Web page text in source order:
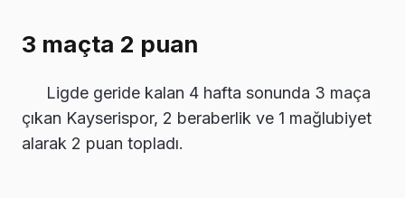
3 maçta 2 puan
Ligde geride kalan 4 hafta sonunda 3 maça
çıkan Kayserispor, 2 beraberlik ve 1 mağlubiyet
alarak 2 puan topladı.